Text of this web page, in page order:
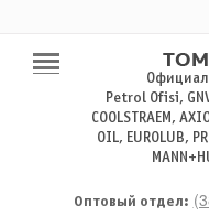
Petrol Ofisi,
COOLSTRAEM,
OIL, EUROLUB,
Оптовый отдел: